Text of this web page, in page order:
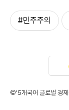
#민주주의
©'5개국어 글로벌 경제